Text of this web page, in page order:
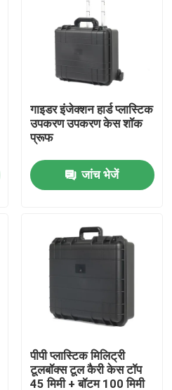
गाइडर इंजेक्शन हार्ड प्लास्टिक
उपकरण उपकरण केस शॉक
प्रूफ
जांच भेजें
पीपी प्लास्टिक मिलिट्री
टूलबॉक्स टूल कैरी केस टॉप
45 मिमी + बॉटम 100 मिमी